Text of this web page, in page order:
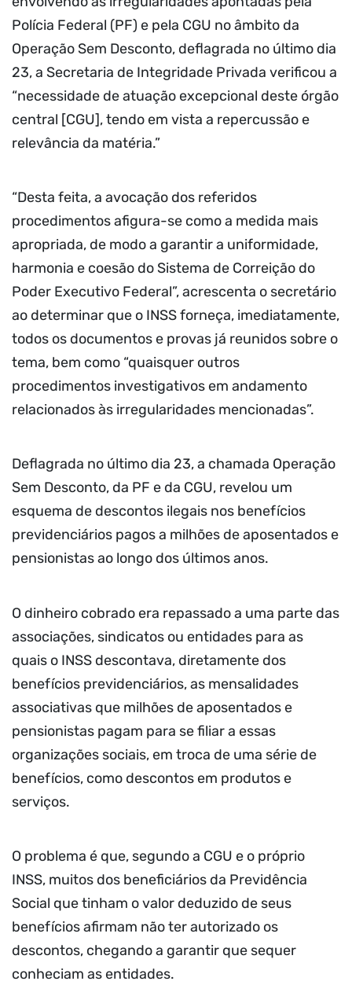
Polícia Federal (PF) e pela CGU no âmbito da
Operação Sem Desconto, deflagrada no último dia
23, a Secretaria de Integridade Privada verificou a
“necessidade de atuação excepcional deste órgão
central [CGU], tendo em vista a repercussão e
relevância da matéria.”
“Desta feita, a avocação dos referidos
procedimentos afigura-se como a medida mais
apropriada, de modo a garantir a uniformidade,
harmonia e coesão do Sistema de Correição do
Poder Executivo Federal”, acrescenta o secretário
ao determinar que o INSS forneça, imediatamente,
todos os documentos e provas já reunidos sobre o
tema, bem como “quaisquer outros
procedimentos investigativos em andamento
relacionados às irregularidades mencionadas”.
Deflagrada no último dia 23, a chamada Operação
Sem Desconto, da PF e da CGU, revelou um
esquema de descontos ilegais nos benefícios
previdenciários pagos a milhões de aposentados e
pensionistas ao longo dos últimos anos.
O dinheiro cobrado era repassado a uma parte das
associações, sindicatos ou entidades para as
quais o INSS descontava, diretamente dos
benefícios previdenciários, as mensalidades
associativas que milhões de aposentados e
pensionistas pagam para se filiar a essas
organizações sociais, em troca de uma série de
benefícios, como descontos em produtos e
serviços.
O problema é que, segundo a CGU e o próprio
INSS, muitos dos beneficiários da Previdência
Social que tinham o valor deduzido de seus
benefícios afirmam não ter autorizado os
descontos, chegando a garantir que sequer
conheciam as entidades.